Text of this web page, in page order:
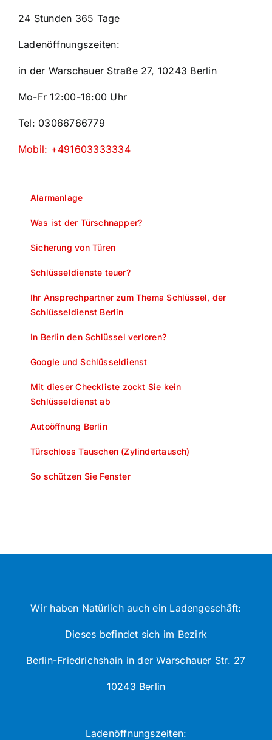
24 Stunden 365 Tage
Ladenöffnungszeiten:
in der Warschauer Straße 27, 10243 Berlin
Mo-Fr 12:00-16:00 Uhr
Tel: 03066766779
Mobil: +491603333334
Alarmanlage
Was ist der Türschnapper?
Sicherung von Türen
Schlüsseldienste teuer?
Ihr Ansprechpartner zum Thema Schlüssel, der
Schlüsseldienst Berlin
In Berlin den Schlüssel verloren?
Google und Schlüsseldienst
Mit dieser Checkliste zockt Sie kein
Schlüsseldienst ab
Autoöffnung Berlin
Türschloss Tauschen (Zylindertausch)
So schützen Sie Fenster
Wir haben Natürlich auch ein Ladengeschäft:
Dieses befindet sich im Bezirk
Berlin-Friedrichshain in der Warschauer Str. 27
10243 Berlin
Ladenöffnungszeiten: